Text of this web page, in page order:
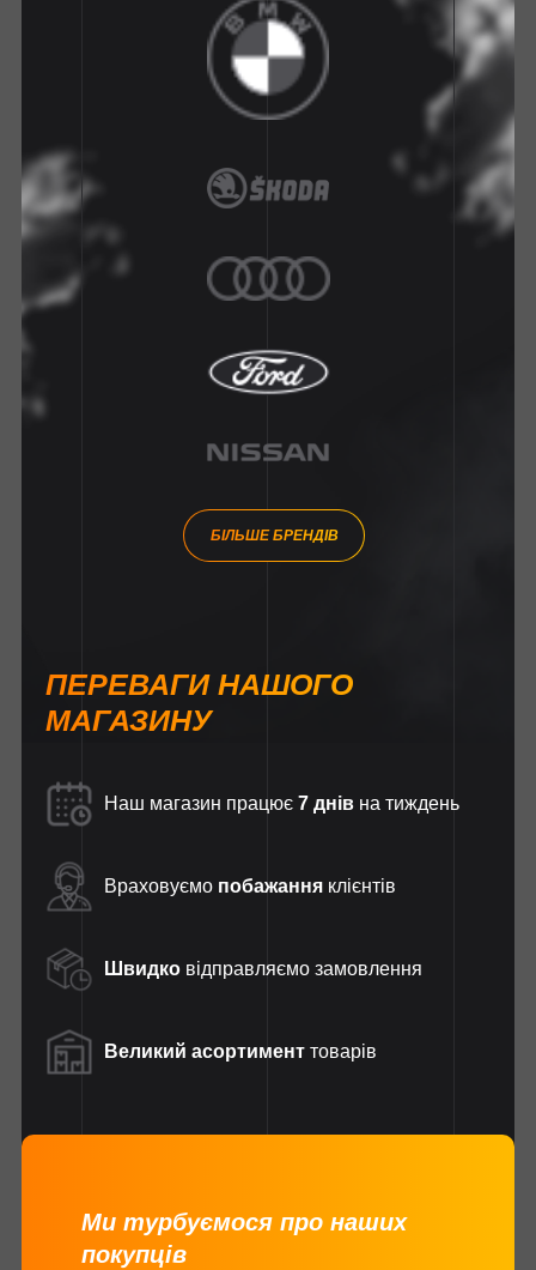
БІЛЬШЕ БРЕНДІВ
ПЕРЕВАГИ НАШОГО
МАГАЗИНУ
Наш магазин працює 7 днів на тиждень
Враховуємо побажання клієнтів
Швидко відправляємо замовлення
Великий асортимент товарів
Ми турбуємося про наших
покупців